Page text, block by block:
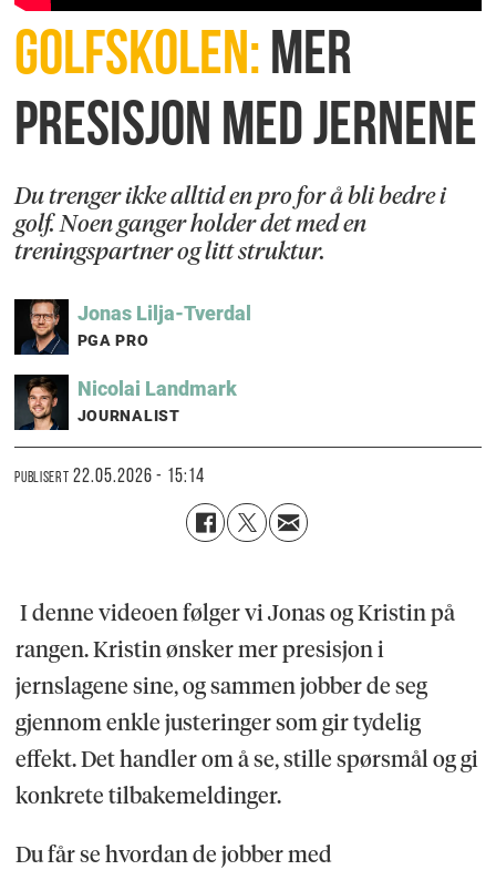
Golfskolen: Mer
presisjon med jernene
Du trenger ikke alltid en pro for å bli bedre i
golf. Noen ganger holder det med en
treningspartner og litt struktur.
Jonas Lilja-Tverdal
PGA PRO
Nicolai Landmark
JOURNALIST
PUBLISERT 22.05.2026 - 15:14
I denne videoen følger vi Jonas og Kristin på
rangen. Kristin ønsker mer presisjon i
jernslagene sine, og sammen jobber de seg
gjennom enkle justeringer som gir tydelig
effekt. Det handler om å se, stille spørsmål og gi
konkrete tilbakemeldinger.
Du får se hvordan de jobber med